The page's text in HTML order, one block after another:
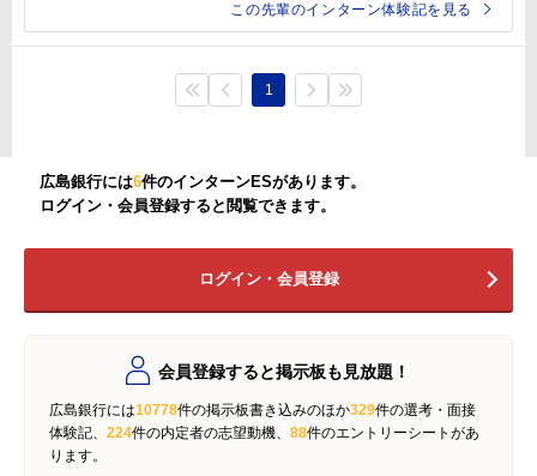
この先輩のインターン体験記を見る
1
広島銀行には6件のインターンESがあります。
ログイン・会員登録すると閲覧できます。
ログイン・会員登録
会員登録すると掲示板も見放題！
広島銀行には10778件の掲示板書き込みのほか329件の選考・面接
体験記、 224件の内定者の志望動機、 88件のエントリーシートがあ
ります。